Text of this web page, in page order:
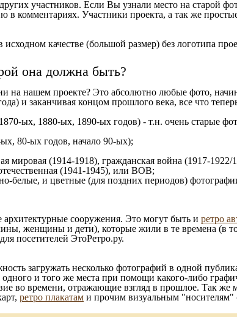
участников. Если Вы узнали место на старой
комментариях. Участники проекта, а так же
качестве (большой размер) без логотипа
она должна быть?
на нашем проекте? Это абсолютно любые фото,
и заканчивая концом прошлого века, все что
ых, 1880-ых, 1890-ых годов) - т.н. очень старые
80-ых годов, начало 90-ых);
(1914-1918), гражданская война (1917-1922/
(1941-1945), или ВОВ;
белые, и цветные (для поздних периодов)
сооружения. Это могут быть и ретро
женщины и дети), которые жили в те времена (в
посетителей ЭтоРетро.ру.
загружать несколько фотографий в одной
и того же места при помощи какого-либо
во времени, отражающие взгляд в прошлое. Так же
ретро плакатам и прочим визуальным "носителям"